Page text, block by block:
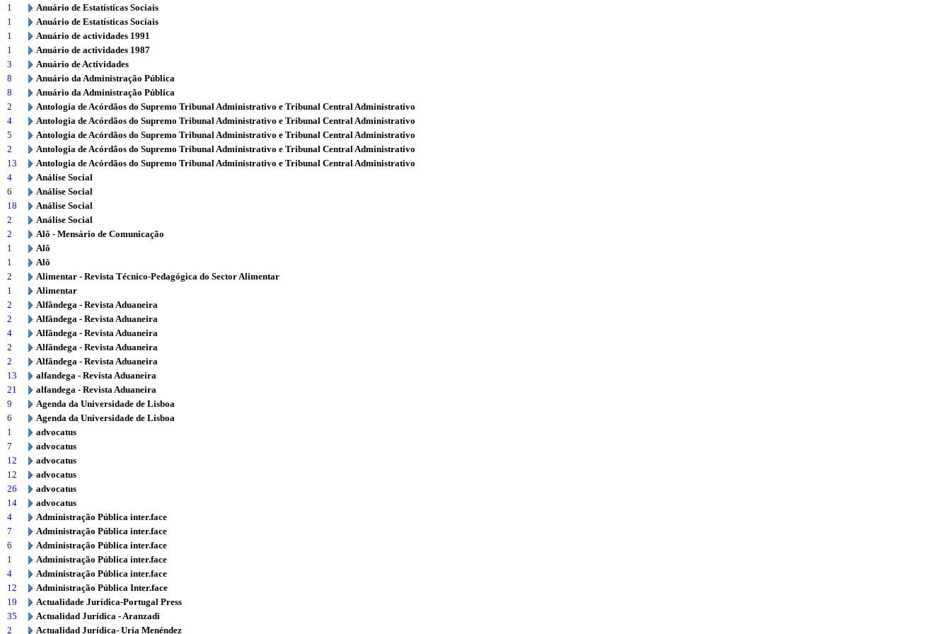
1
Anuário de Estatísticas Sociais
1
Anuário de Estatísticas Sociais
1
Anuário de actividades 1991
1
Anuário de actividades 1987
3
Anuário de Actividades
8
Anuário da Administração Pública
8
Anuário da Administração Pública
2
Antologia de Acórdãos do Supremo Tribunal Administrativo e Tribunal Central Administrativo
4
Antologia de Acórdãos do Supremo Tribunal Administrativo e Tribunal Central Administrativo
5
Antologia de Acórdãos do Supremo Tribunal Administrativo e Tribunal Central Administrativo
2
Antologia de Acórdãos do Supremo Tribunal Administrativo e Tribunal Central Administrativo
13
Antologia de Acórdãos do Supremo Tribunal Administrativo e Tribunal Central Administrativo
4
Análise Social
6
Análise Social
18
Análise Social
2
Análise Social
2
Alô - Mensário de Comunicação
1
Alô
1
Alô
2
Alimentar - Revista Técnico-Pedagógica do Sector Alimentar
1
Alimentar
2
Alfândega - Revista Aduaneira
2
Alfândega - Revista Aduaneira
4
Alfândega - Revista Aduaneira
2
Alfândega - Revista Aduaneira
2
Alfândega - Revista Aduaneira
13
alfandega - Revista Aduaneira
21
alfandega - Revista Aduaneira
9
Agenda da Universidade de Lisboa
6
Agenda da Universidade de Lisboa
1
advocatus
7
advocatus
12
advocatus
12
advocatus
26
advocatus
14
advocatus
4
Administração Pública inter.face
7
Administração Pública inter.face
6
Administração Pública inter.face
1
Administração Pública inter.face
4
Administração Pública inter.face
12
Administração Pública Inter.face
19
Actualidade Jurídica-Portugal Press
35
Actualidad Jurídica - Aranzadi
2
Actualidad Jurídica- Uría Menéndez